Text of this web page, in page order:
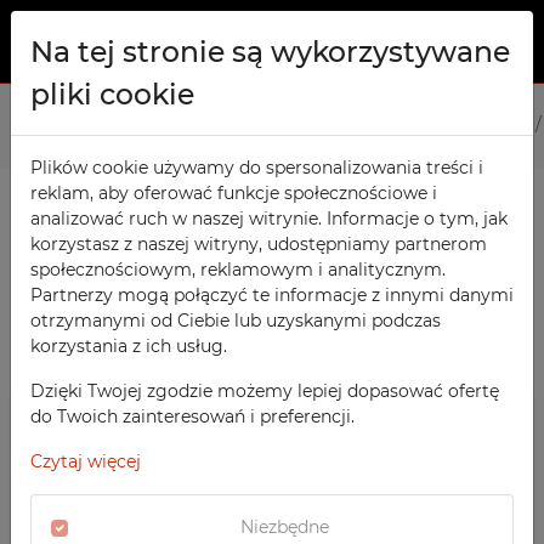
Na tej stronie są wykorzystywane
pliki cookie
Plików cookie używamy do spersonalizowania treści i
reklam, aby oferować funkcje społecznościowe i
analizować ruch w naszej witrynie. Informacje o tym, jak
korzystasz z naszej witryny, udostępniamy partnerom
społecznościowym, reklamowym i analitycznym.
Partnerzy mogą połączyć te informacje z innymi danymi
otrzymanymi od Ciebie lub uzyskanymi podczas
korzystania z ich usług.
Dzięki Twojej zgodzie możemy lepiej dopasować ofertę
do Twoich zainteresowań i preferencji.
Czytaj więcej
Niezbędne
O NAS
PRODUKTY
Szafy TECHCODE RFID
Warsztatowe
Meble socjalne
Sportowe
Medyczne
Z nadrukiem
KONTAKT
ULUBIONE
OBSERWOWANE
LOGOWANIE
PRODUKTY / FILTRY
Szafy Kartotekowe
BIUROWE
Szafy kartotekowe na B5
SZAFY TECHCODE RFID
WARSZTATOWE
SORTOWANIE
POLECANE
CENA ROSNĄCO
DATA DODANIA